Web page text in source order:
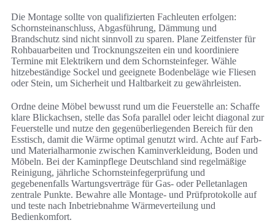
Die Montage sollte von qualifizierten Fachleuten erfolgen:
Schornsteinanschluss, Abgasführung, Dämmung und
Brandschutz sind nicht sinnvoll zu sparen. Plane Zeitfenster für
Rohbauarbeiten und Trocknungszeiten ein und koordiniere
Termine mit Elektrikern und dem Schornsteinfeger. Wähle
hitzebeständige Sockel und geeignete Bodenbeläge wie Fliesen
oder Stein, um Sicherheit und Haltbarkeit zu gewährleisten.
Ordne deine Möbel bewusst rund um die Feuerstelle an: Schaffe
klare Blickachsen, stelle das Sofa parallel oder leicht diagonal zur
Feuerstelle und nutze den gegenüberliegenden Bereich für den
Esstisch, damit die Wärme optimal genutzt wird. Achte auf Farb-
und Materialharmonie zwischen Kaminverkleidung, Boden und
Möbeln. Bei der Kaminpflege Deutschland sind regelmäßige
Reinigung, jährliche Schornsteinfegerprüfung und
gegebenenfalls Wartungsverträge für Gas- oder Pelletanlagen
zentrale Punkte. Bewahre alle Montage- und Prüfprotokolle auf
und teste nach Inbetriebnahme Wärmeverteilung und
Bedienkomfort.